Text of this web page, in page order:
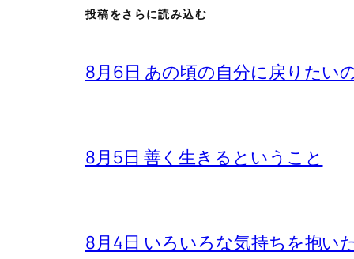
投稿をさらに読み込む
8月6日 あの頃の自分に戻りたい
8月5日 善く生きるということ
8月4日 いろいろな気持ちを抱い